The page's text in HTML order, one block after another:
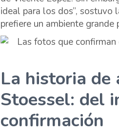
ideal para los dos”,
prefiere un ambiente
La historia de
Stoessel: del
confirmación